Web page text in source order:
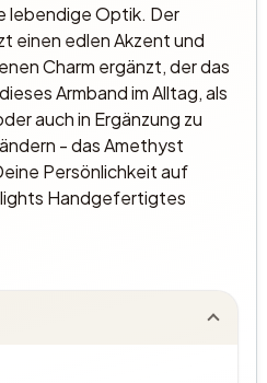
lebendige Optik. Der
einen edlen Akzent und
Charm ergänzt, der das
Armband im Alltag, als
auch in Ergänzung zu
- das Amethyst
Persönlichkeit auf
Handgefertigtes